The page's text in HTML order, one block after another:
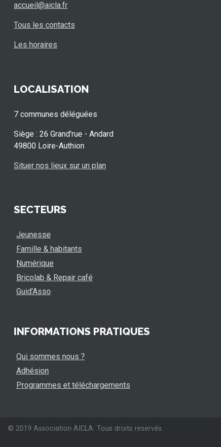
accueil@aicla.fr
Tous les contacts
Les horaires
LOCALISATION
7 communes déléguées
Siège : 26 Grand'rue - Andard
49800 Loire-Authion
Situer nos lieux sur un plan
SECTEURS
Jeunesse
Famille & habitants
Numérique
Bricolab & Repair café
Guid’Asso
INFORMATIONS PRATIQUES
Qui sommes nous ?
Adhésion
Programmes et téléchargements
© 2019 Association AICLA. Tous droits reservés.